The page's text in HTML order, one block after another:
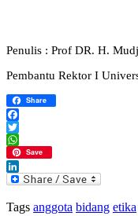
Penulis : Prof DR. H.
Pembantu Rektor I
Share
Facebook
Twitter
WhatsApp
Save
LinkedIn
Tags anggota bidang etika